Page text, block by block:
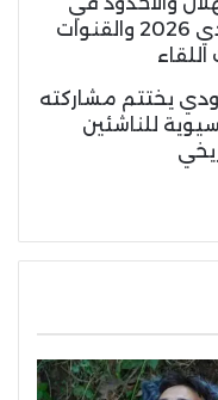
الدوري السعودي 2026 والقنوات
اللقاء
يختتم مشاركته
للناشئين